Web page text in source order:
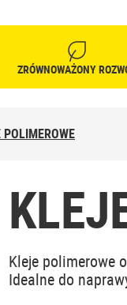
ZRÓWNOWAŻONY
POLIMEROWE
Kleje polimerowe
Idealne do